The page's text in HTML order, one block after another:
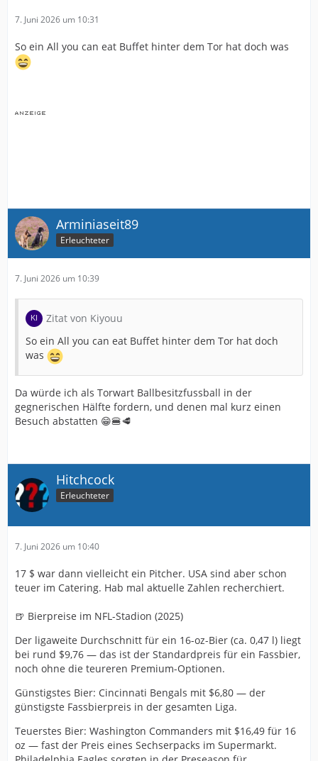
7. Juni 2026 um 10:31
So ein All you can eat Buffet hinter dem Tor hat doch was
Arminiaseit89
Erleuchteter
7. Juni 2026 um 10:39
Zitat von Kiyouu
So ein All you can eat Buffet hinter dem Tor hat doch
was
Da würde ich als Torwart Ballbesitzfussball in der
gegnerischen Hälfte fordern, und denen mal kurz einen
Besuch abstatten 😁🍔🥩
Hitchcock
Erleuchteter
7. Juni 2026 um 10:40
17 $ war dann vielleicht ein Pitcher. USA sind aber schon
teuer im Catering. Hab mal aktuelle Zahlen recherchiert.
🍺 Bierpreise im NFL-Stadion (2025)
Der ligaweite Durchschnitt für ein 16-oz-Bier (ca. 0,47 l) liegt
bei rund $9,76 — das ist der Standardpreis für ein Fassbier,
noch ohne die teureren Premium-Optionen.
Günstigstes Bier: Cincinnati Bengals mit $6,80 — der
günstigste Fassbierpreis in der gesamten Liga.
Teuerstes Bier: Washington Commanders mit $16,49 für 16
oz — fast der Preis eines Sechserpacks im Supermarkt.